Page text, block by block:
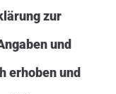
zur
und
erhoben und